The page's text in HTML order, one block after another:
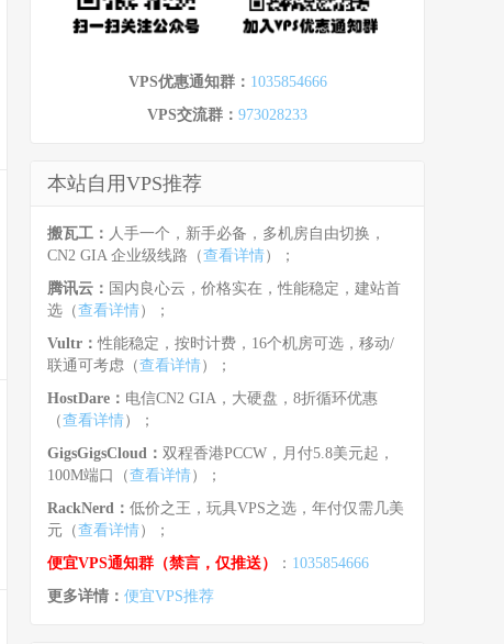
VPS优惠通知群： 1035854666
VPS交流群： 973028233
本站自用VPS推荐
搬瓦工： 人手一个，新手必备，多机房自由切换，
CN2 GIA 企业级线路（查看详情）；
腾讯云： 国内良心云，价格实在，性能稳定，建站首
选（查看详情）；
Vultr：性能稳定，按时计费，16个机房可选，移动/
联通可考虑（查看详情）；
HostDare： 电信CN2 GIA，大硬盘，8折循环优惠
（查看详情）；
GigsGigsCloud： 双程香港PCCW，月付5.8美元起，
100M端口（查看详情）；
RackNerd： 低价之王，玩具VPS之选，年付仅需几美
元（查看详情）；
便宜VPS通知群（禁言，仅推送）
： 1035854666
更多详情： 便宜VPS推荐